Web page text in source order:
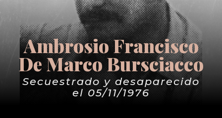
Ambrosio Francisco
De Marco Bursciacco
Secuestrado y desaparecido
el 05/11/1976